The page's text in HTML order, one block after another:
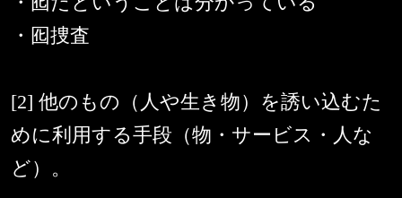
・囮捜査
[2] 他のもの（人や生き物）を誘い込むた
めに利用する手段（物・サービス・人な
ど）。